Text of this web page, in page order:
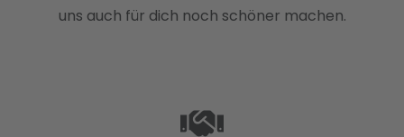
uns auch für dich noch schöner machen.